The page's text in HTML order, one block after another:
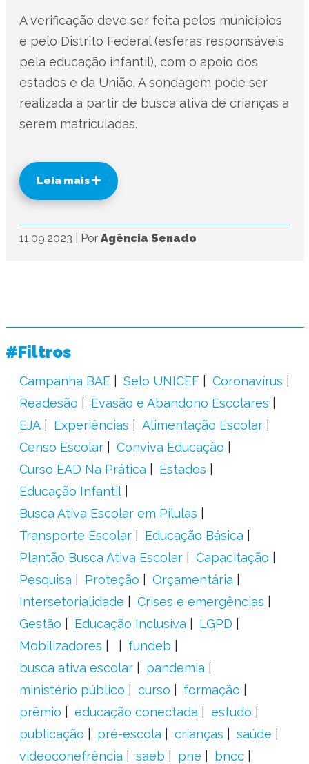
A verificação deve ser feita pelos municípios
e pelo Distrito Federal (esferas responsáveis
pela educação infantil), com o apoio dos
estados e da União. A sondagem pode ser
realizada a partir de busca ativa de crianças a
serem matriculadas.
Leia mais
11.09.2023 Por Agência Senado
#Filtros
Campanha BAE Selo UNICEF
Coronavírus
Readesão
Evasão e Abandono Escolares
EJA
Experiências
Alimentação Escolar
Censo Escolar
Conviva Educação
Curso EAD Na Prática
Estados
Educação Infantil
Busca Ativa Escolar em Pílulas
Transporte Escolar
Educação Básica
Plantão Busca Ativa Escolar
Capacitação
Pesquisa
Proteção
Orçamentária
Intersetorialidade
Crises e emergências
Gestão
Educação Inclusiva
LGPD
Mobilizadores
fundeb
busca ativa escolar
pandemia
ministério público
curso
formação
prêmio
educação conectada
estudo
publicação
pré-escola crianças
saúde
videoconefrência
saeb pne
bncc